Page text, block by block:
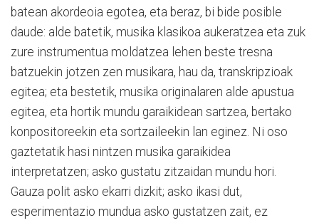
batean akordeoia egotea, eta beraz, bi bide posible
daude: alde batetik, musika klasikoa aukeratzea eta zuk
zure instrumentua moldatzea lehen beste tresna
batzuekin jotzen zen musikara, hau da, transkripzioak
egitea; eta bestetik, musika originalaren alde apustua
egitea, eta hortik mundu garaikidean sartzea, bertako
konpositoreekin eta sortzaileekin lan eginez. Ni oso
gaztetatik hasi nintzen musika garaikidea
interpretatzen; asko gustatu zitzaidan mundu hori.
Gauza polit asko ekarri dizkit; asko ikasi dut,
esperimentazio mundua asko gustatzen zait, ez